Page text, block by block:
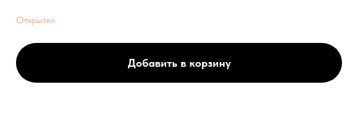
Открытки
Добавить в корзину